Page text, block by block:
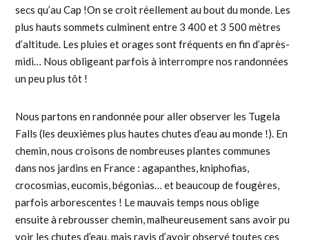
secs qu’au Cap !On se croit réellement au bout du monde. Les
plus hauts sommets culminent entre 3 400 et 3 500 mètres
d’altitude. Les pluies et orages sont fréquents en fin d’après-
midi… Nous obligeant parfois à interrompre nos randonnées
un peu plus tôt !
Nous partons en randonnée pour aller observer les Tugela
Falls (les deuxièmes plus hautes chutes d’eau au monde !). En
chemin, nous croisons de nombreuses plantes communes
dans nos jardins en France : agapanthes, kniphofias,
crocosmias, eucomis, bégonias… et beaucoup de fougères,
parfois arborescentes ! Le mauvais temps nous oblige
ensuite à rebrousser chemin, malheureusement sans avoir pu
voir les chutes d’eau, mais ravis d’avoir observé toutes ces